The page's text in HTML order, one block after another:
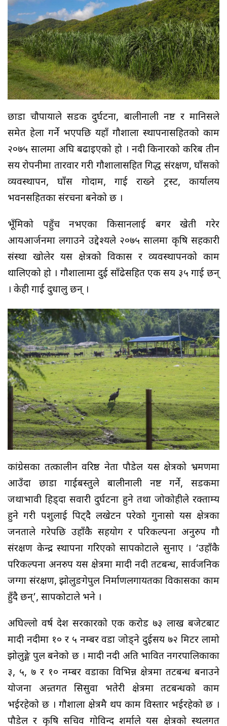
छाडा चौपायाले सडक दुर्घटना, बालीनाली नष्ट र मानिसले
समेत हेला गर्ने भएपछि यहाँ गौशाला स्थापनासहितको काम
२०७५ सालमा अघि बढाइएको हो । नदी किनारको करिब तीन
सय रोपनीमा तारवार गरी गौशालासहित गिद्ध संरक्षण, घाँसको
व्यवस्थापन, घाँस गोदाम, गाई राख्ने ट्रस्ट, कार्यालय
भवनसहितका संरचना बनेको छ ।
भूँमिको पहुँच नभएका किसानलाई बगर खेती गरेर
आयआर्जनमा लगाउने उद्देश्यले २०७५ सालमा कृषि सहकारी
संस्था खोलेर यस क्षेत्रको विकास र व्यवस्थापनको काम
थालिएको हो । गौशालामा दुई साँढेसहित एक सय ३५ गाई छन्
। केही गाई दुधालु छन् ।
कांग्रेसका तत्कालीन वरिष्ठ नेता पौडेल यस क्षेत्रको भ्रमणमा
आउँदा छाडा गाईबस्तुले बालीनाली नष्ट गर्ने, सडकमा
जथाभावी हिड्दा सवारी दुर्घटना हुने तथा जोकोहीले रक्ताम्य
हुने गरी पशुलाई पिट्दै लखेटन परेको गुनासो यस क्षेत्रका
जनताले गरेपछि उहाँकै सहयोग र परिकल्पना अनुरुप गौ
संरक्षण केन्द्र स्थापना गरिएको सापकोटाले सुनाए । ‘उहाँकै
परिकल्पना अनरुप यस क्षेत्रमा मादी नदी तटबन्ध, सार्वजनिक
जग्गा संरक्षण, झोलुङगेपुल निर्माणलगायतका विकासका काम
हुँदै छन्’, सापकोटाले भने ।
अघिल्लो वर्ष प्रदेश सरकारको एक करोड ७३ लाख बजेटबाट
मादी नदीमा १० र ५ नम्बर वडा जोड्ने दुईसय ७२ मिटर लामो
झोलुङ्गे पुल बनेको छ । मादी नदी अति प्रभावित नगरपालिकाका
३, ५, ७ र १० नम्बर वडाका विभिन्न क्षेत्रमा तटबन्ध बनाउने
योजना अन्र्तगत सिसुवा भतेरी क्षेत्रमा तटबन्धको काम
भईरहेको छ । गौशाला क्षेत्रमै थप काम विस्तार भईरहेको छ ।
पौडेल र कृषि सचिव गोविन्द शर्माले यस क्षेत्रको स्थलगत